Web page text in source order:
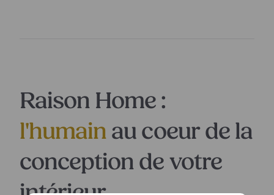
Raison Home :
l'humain au coeur de la
conception de votre